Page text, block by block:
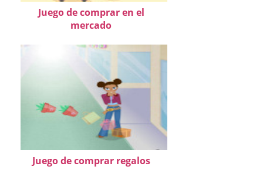
Juego de comprar en el
mercado
Juego de comprar regalos